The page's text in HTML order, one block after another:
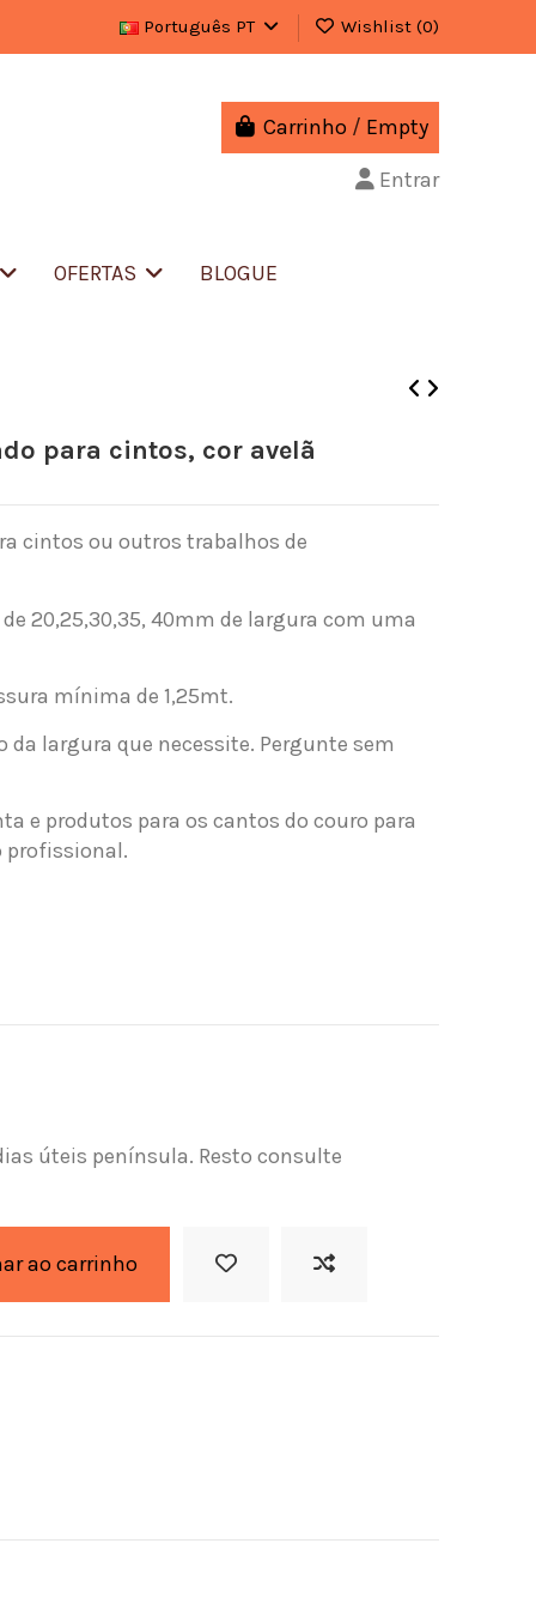
Português PT Wishlist (0)
Carrinho / Empty
Entrar
OFERTAS BLOGUE
para cintos, cor avelã
cintos ou outros trabalhos de
20,25,30,35, 40mm de largura com uma
mínima de 1,25mt.
da largura que necessite. Pergunte sem
e produtos para os cantos do couro para
profissional.
úteis península. Resto consulte
ao carrinho